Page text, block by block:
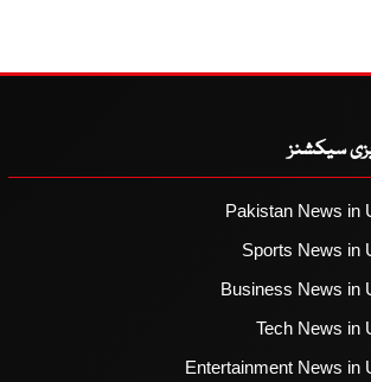
سیکشنز
Pakistan News in
Sports News in
Business News in
Tech News in
Entertainment News in